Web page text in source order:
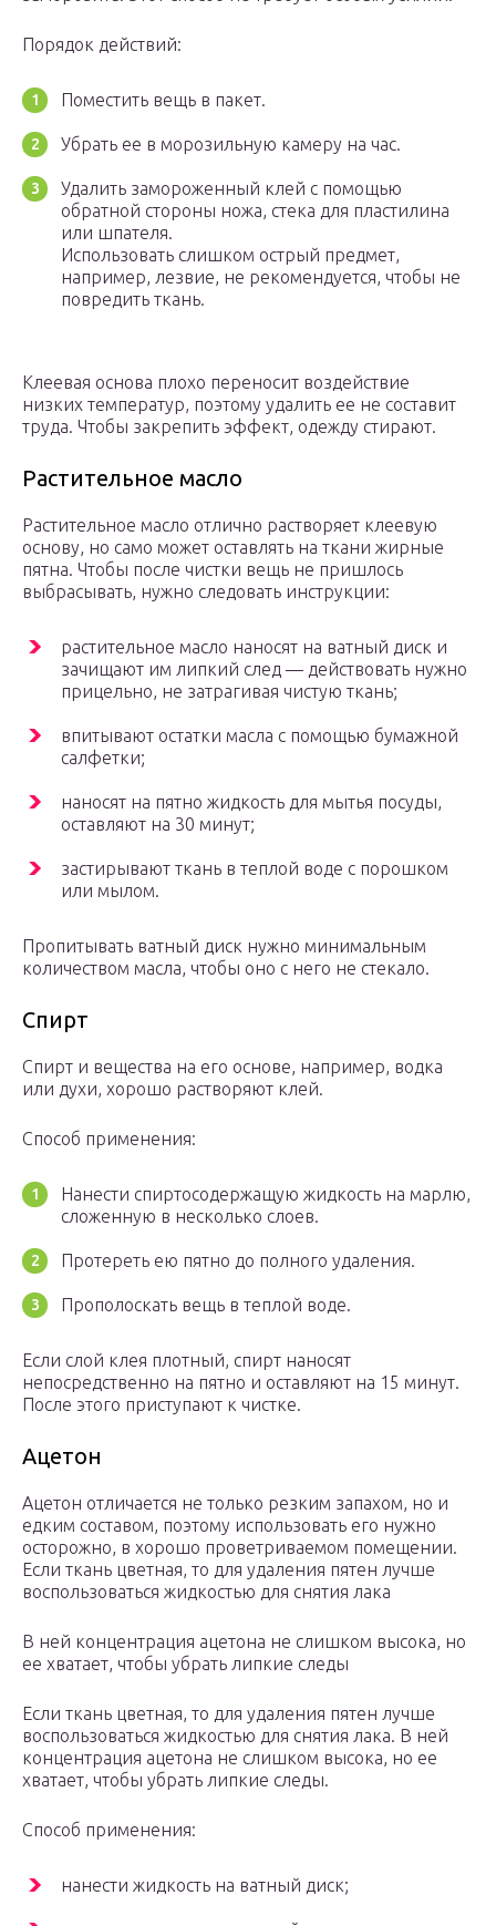
Порядок действий:
Поместить вещь в пакет.
Убрать ее в морозильную камеру на час.
Удалить замороженный клей с помощью
обратной стороны ножа, стека для пластилина
или шпателя.
Использовать слишком острый предмет,
например, лезвие, не рекомендуется, чтобы не
повредить ткань.
Клеевая основа плохо переносит воздействие
низких температур, поэтому удалить ее не составит
труда. Чтобы закрепить эффект, одежду стирают.
Растительное масло
Растительное масло отлично растворяет клеевую
основу, но само может оставлять на ткани жирные
пятна. Чтобы после чистки вещь не пришлось
выбрасывать, нужно следовать инструкции:
растительное масло наносят на ватный диск и
зачищают им липкий след — действовать нужно
прицельно, не затрагивая чистую ткань;
впитывают остатки масла с помощью бумажной
салфетки;
наносят на пятно жидкость для мытья посуды,
оставляют на 30 минут;
застирывают ткань в теплой воде с порошком
или мылом.
Пропитывать ватный диск нужно минимальным
количеством масла, чтобы оно с него не стекало.
Спирт
Спирт и вещества на его основе, например, водка
или духи, хорошо растворяют клей.
Способ применения:
Нанести спиртосодержащую жидкость на марлю,
сложенную в несколько слоев.
Протереть ею пятно до полного удаления.
Прополоскать вещь в теплой воде.
Если слой клея плотный, спирт наносят
непосредственно на пятно и оставляют на 15 минут.
После этого приступают к чистке.
Ацетон
Ацетон отличается не только резким запахом, но и
едким составом, поэтому использовать его нужно
осторожно, в хорошо проветриваемом помещении.
Если ткань цветная, то для удаления пятен лучше
воспользоваться жидкостью для снятия лака
В ней концентрация ацетона не слишком высока, но
ее хватает, чтобы убрать липкие следы
Если ткань цветная, то для удаления пятен лучше
воспользоваться жидкостью для снятия лака. В ней
концентрация ацетона не слишком высока, но ее
хватает, чтобы убрать липкие следы.
Способ применения:
нанести жидкость на ватный диск;